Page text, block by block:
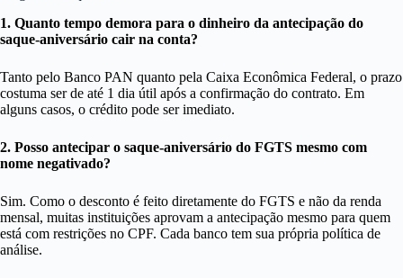
1. Quanto tempo demora para o dinheiro da antecipação do
saque-aniversário cair na conta?
Tanto pelo Banco PAN quanto pela Caixa Econômica Federal, o prazo
costuma ser de até 1 dia útil após a confirmação do contrato. Em
alguns casos, o crédito pode ser imediato.
2. Posso antecipar o saque-aniversário do FGTS mesmo com
nome negativado?
Sim. Como o desconto é feito diretamente do FGTS e não da renda
mensal, muitas instituições aprovam a antecipação mesmo para quem
está com restrições no CPF. Cada banco tem sua própria política de
análise.